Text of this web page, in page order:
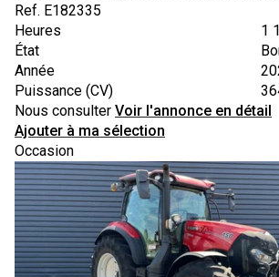
Ref. E182335
Heures
1
État
Année
Puissance (CV)
Nous consulter Voir l'annonce en détail
Ajouter à ma sélection
Occasion